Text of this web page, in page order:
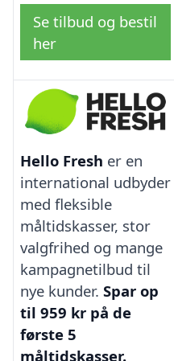
Se tilbud og bestil
her
Hello Fresh er en
international udbyder
med fleksible
måltidskasser, stor
valgfrihed og mange
kampagnetilbud til
nye kunder. Spar op
til 959 kr på de
første 5
måltidskasser.